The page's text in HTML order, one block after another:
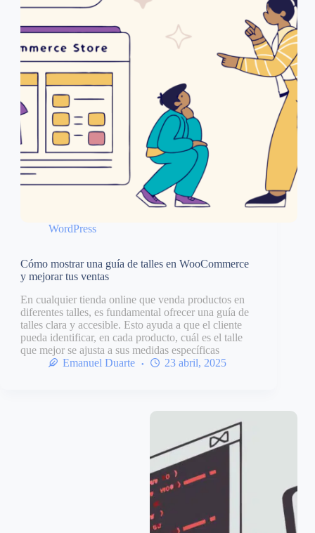
WordPress
Cómo mostrar una guía de talles en WooCommerce
y mejorar tus ventas
En cualquier tienda online que venda productos en
diferentes talles, es fundamental ofrecer una guía de
talles clara y accesible. Esto ayuda a que el cliente
pueda identificar, en cada producto, cuál es el talle
que mejor se ajusta a sus medidas específicas
Emanuel Duarte
23 abril, 2025